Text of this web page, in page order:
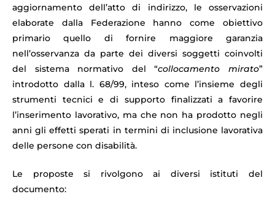
aggiornamento dell’atto di indirizzo, le osservazioni
elaborate dalla Federazione hanno come obiettivo
primario quello di fornire maggiore garanzia
nell’osservanza da parte dei diversi soggetti coinvolti
del sistema normativo del “collocamento mirato”
introdotto dalla l. 68/99, inteso come l’insieme degli
strumenti tecnici e di supporto finalizzati a favorire
l’inserimento lavorativo, ma che non ha prodotto negli
anni gli effetti sperati in termini di inclusione lavorativa
delle persone con disabilità.
Le proposte si rivolgono ai diversi istituti del
documento: